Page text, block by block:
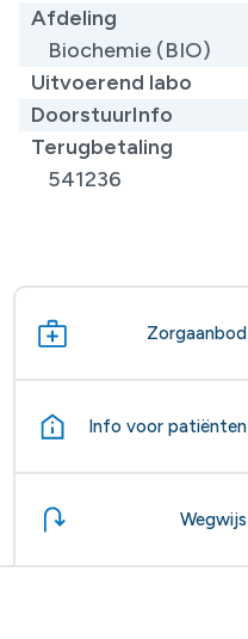
Afdeling
Biochemie (BIO)
Uitvoerend labo
DoorstuurInfo
Terugbetaling
541236
Zorgaanbod
Info voor patiënten
Wegwijs